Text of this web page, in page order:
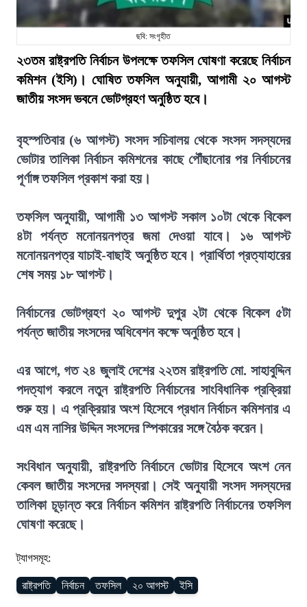
ছবি: সংগৃহীত
২৩তম রাষ্ট্রপতি নির্বাচন উপলক্ষে তফসিল ঘোষণা করেছে নির্বাচন
কমিশন (ইসি)। ঘোষিত তফসিল অনুযায়ী, আগামী ২০ আগস্ট
জাতীয় সংসদ ভবনে ভোটগ্রহণ অনুষ্ঠিত হবে।
বৃহস্পতিবার (৬ আগস্ট) সংসদ সচিবালয় থেকে সংসদ সদস্যদের
ভোটার তালিকা নির্বাচন কমিশনের কাছে পৌঁছানোর পর নির্বাচনের
পূর্ণাঙ্গ তফসিল প্রকাশ করা হয়।
তফসিল অনুযায়ী, আগামী ১৩ আগস্ট সকাল ১০টা থেকে বিকেল
৪টা পর্যন্ত মনোনয়নপত্র জমা দেওয়া যাবে। ১৬ আগস্ট
মনোনয়নপত্র যাচাই-বাছাই অনুষ্ঠিত হবে। প্রার্থিতা প্রত্যাহারের
শেষ সময় ১৮ আগস্ট।
নির্বাচনের ভোটগ্রহণ ২০ আগস্ট দুপুর ২টা থেকে বিকেল ৫টা
পর্যন্ত জাতীয় সংসদের অধিবেশন কক্ষে অনুষ্ঠিত হবে।
এর আগে, গত ২৪ জুলাই দেশের ২২তম রাষ্ট্রপতি মো. সাহাবুদ্দিন
পদত্যাগ করলে নতুন রাষ্ট্রপতি নির্বাচনের সাংবিধানিক প্রক্রিয়া
শুরু হয়। এ প্রক্রিয়ার অংশ হিসেবে প্রধান নির্বাচন কমিশনার এ
এম এম নাসির উদ্দিন সংসদের স্পিকারের সঙ্গে বৈঠক করেন।
সংবিধান অনুযায়ী, রাষ্ট্রপতি নির্বাচনে ভোটার হিসেবে অংশ নেন
কেবল জাতীয় সংসদের সদস্যরা। সেই অনুযায়ী সংসদ সদস্যদের
তালিকা চূড়ান্ত করে নির্বাচন কমিশন রাষ্ট্রপতি নির্বাচনের তফসিল
ঘোষণা করেছে।
ট্যাগসমূহ:
রাষ্ট্রপতি নির্বাচন তফসিল ২০ আগস্ট ইসি